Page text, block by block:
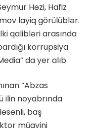
Həzi, Hafiz
layiq görülüblər.
qalibləri arasında
korrupsiya
da yer alıb.
“Abzas
ilin noyabrında
baş
müavini